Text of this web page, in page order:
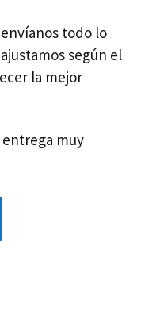
todo lo
según el
la mejor
muy